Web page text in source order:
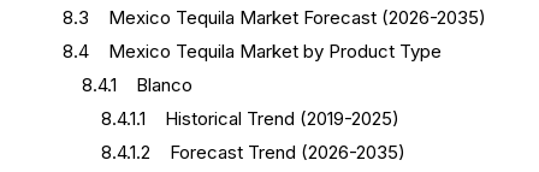
8.3 Mexico Tequila Market Forecast (2026-2035)
8.4 Mexico Tequila Market by Product Type
8.4.1 Blanco
8.4.1.1 Historical Trend (2019-2025)
8.4.1.2 Forecast Trend (2026-2035)